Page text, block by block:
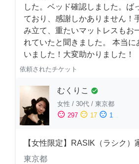
した。ベッド確認しました。ば
ており、感謝しかありません！
み立て、重たいマットレスもお
れていたと聞きました。 本当に
いました！大変助かりました！
依頼されたチケット
むくりこ check_circle
女性 / 30代 / 東京都
sentiment_satisfied 297 sentiment_neutral 17 sentiment_dissatisfied 1
【女性限定】RASIK（ラシク）
東京都